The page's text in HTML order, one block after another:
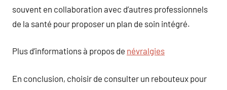
souvent en collaboration avec d’autres professionnels
de la santé pour proposer un plan de soin intégré.
Plus d’informations à propos de névralgies
En conclusion, choisir de consulter un rebouteux pour